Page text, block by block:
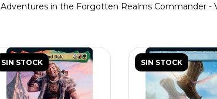
Adventures in the Forgotten Realms Commander -
SIN STOCK SIN STOCK